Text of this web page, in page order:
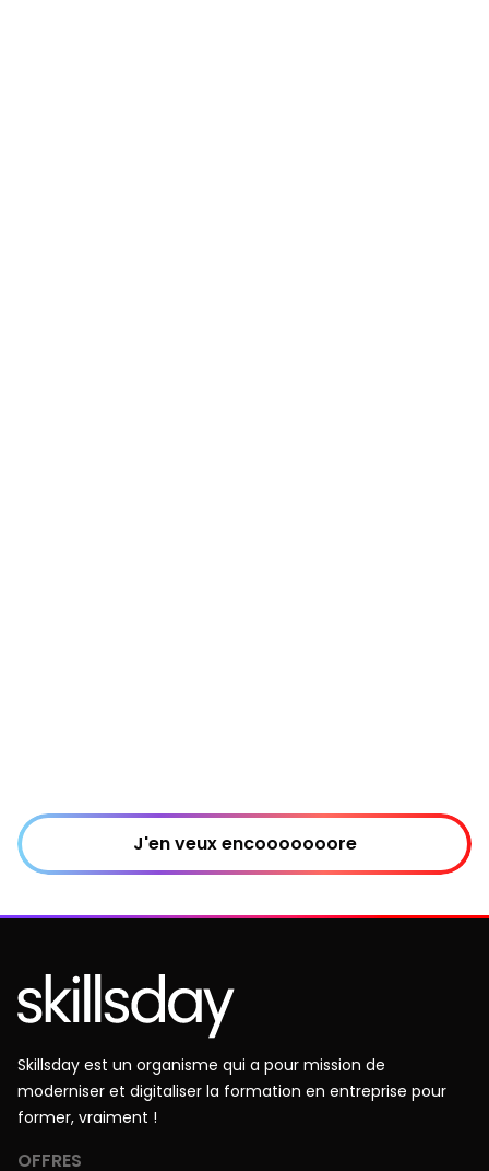
J'en veux encooooooore
Skillsday est un organisme qui a pour mission de
moderniser et digitaliser la formation en entreprise pour
former, vraiment !
OFFRES